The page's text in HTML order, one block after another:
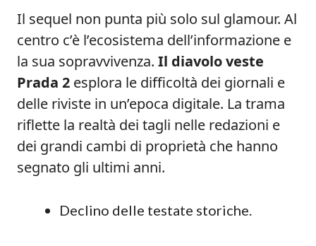
Il sequel non punta più solo sul glamour. Al
centro c’è l’ecosistema dell’informazione e
la sua sopravvivenza. Il diavolo veste
Prada 2 esplora le difficoltà dei giornali e
delle riviste in un’epoca digitale. La trama
riflette la realtà dei tagli nelle redazioni e
dei grandi cambi di proprietà che hanno
segnato gli ultimi anni.
Declino delle testate storiche.